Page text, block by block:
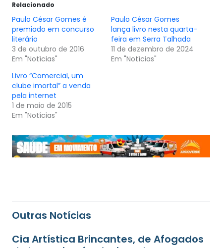
Relacionado
Paulo César Gomes é
premiado em concurso
literário
3 de outubro de 2016
Em "Notícias"
Paulo César Gomes
lança livro nesta quarta-
feira em Serra Talhada
11 de dezembro de 2024
Em "Notícias"
Livro “Comercial, um
clube imortal” a venda
pela internet
1 de maio de 2015
Em "Notícias"
Outras Notícias
Cia Artística Brincantes, de Afogados